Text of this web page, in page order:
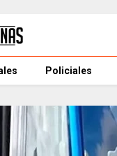
Policiales